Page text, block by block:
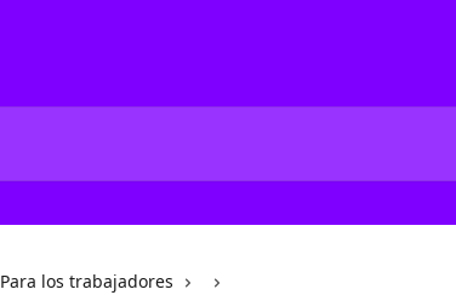
Para los trabajadores